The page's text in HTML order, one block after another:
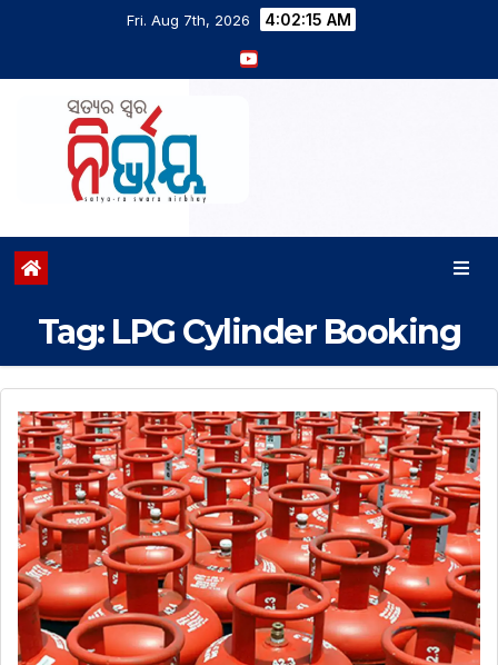
Fri. Aug 7th, 2026 4:02:16 AM
Tag: LPG Cylinder Booking